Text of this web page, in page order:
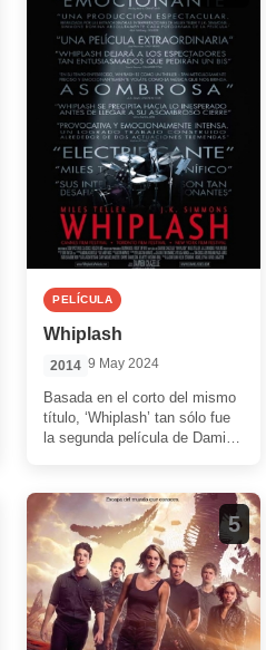
PELÍCULA
Whiplash
2014 9 May 2024
Basada en el corto del mismo
título, ‘Whiplash’ tan sólo fue
la segunda película de Damien
5